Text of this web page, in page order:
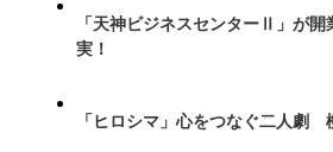
「天神ビジネスセンターⅡ」が
実！
「ヒロシマ」心をつなぐ二人劇